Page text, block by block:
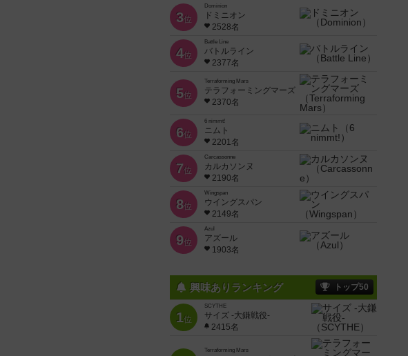
3位
Dominion
ドミニオン
2528名
4位
Battle Line
バトルライン
2377名
5位
Terraforming Mars
テラフォーミングマーズ
2370名
6位
6 nimmt!
ニムト
2201名
7位
Carcassonne
カルカソンヌ
2190名
8位
Wingspan
ウイングスパン
2149名
9位
Azul
アズール
1903名
興味ありランキング トップ50
1位
SCYTHE
サイズ -大鎌戦役-
2415名
Terraforming Mars